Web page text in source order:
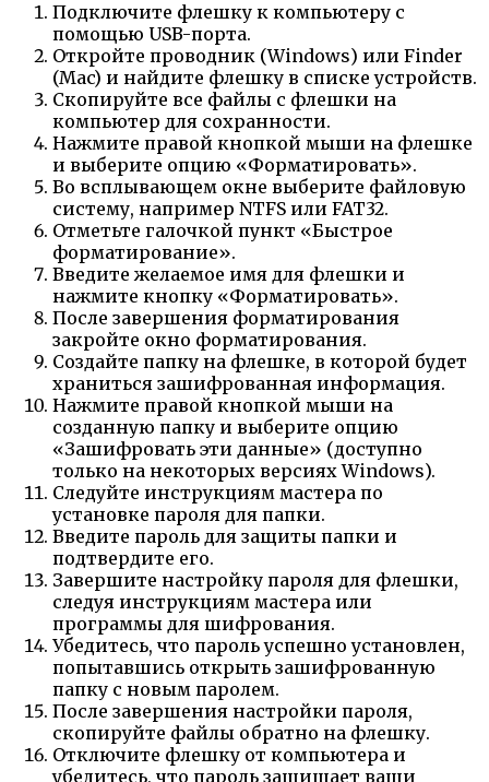
Подключите флешку к компьютеру с
помощью USB-порта.
Откройте проводник (Windows) или Finder
(Mac) и найдите флешку в списке устройств.
Скопируйте все файлы с флешки на
компьютер для сохранности.
Нажмите правой кнопкой мыши на флешке
и выберите опцию «Форматировать».
Во всплывающем окне выберите файловую
систему, например NTFS или FAT32.
Отметьте галочкой пункт «Быстрое
форматирование».
Введите желаемое имя для флешки и
нажмите кнопку «Форматировать».
После завершения форматирования
закройте окно форматирования.
Создайте папку на флешке, в которой будет
храниться зашифрованная информация.
Нажмите правой кнопкой мыши на
созданную папку и выберите опцию
«Зашифровать эти данные» (доступно
только на некоторых версиях Windows).
Следуйте инструкциям мастера по
установке пароля для папки.
Введите пароль для защиты папки и
подтвердите его.
Завершите настройку пароля для флешки,
следуя инструкциям мастера или
программы для шифрования.
Убедитесь, что пароль успешно установлен,
попытавшись открыть зашифрованную
папку с новым паролем.
После завершения настройки пароля,
скопируйте файлы обратно на флешку.
Отключите флешку от компьютера и
убедитесь, что пароль защищает ваши